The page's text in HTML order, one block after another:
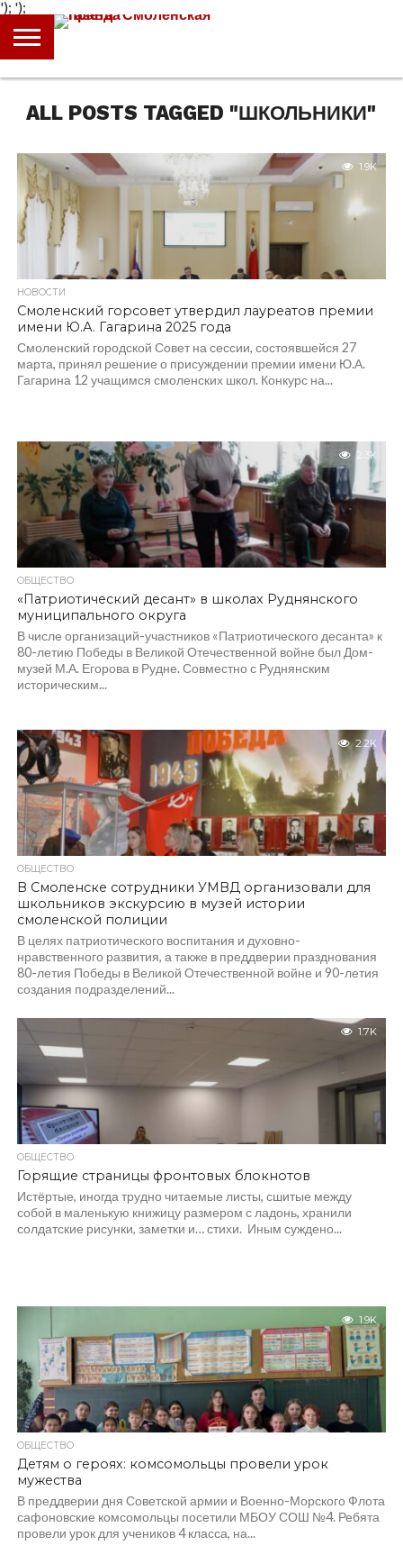
');
ГЛАВНАЯ
НОВОСТИ
ПРОИСШЕСТВИЯ
ПОЛИТИКА
КУЛЬТУРА
ЭКОНОМИКА
ОБЩЕСТВО
БЛОГИ
ALL POSTS TAGGED "ШКОЛЬНИКИ"
1.9K
НОВОСТИ
Смоленский горсовет утвердил лауреатов премии
имени Ю.А. Гагарина 2025 года
Смоленский городской Совет на сессии, состоявшейся 27
марта, принял решение о присуждении премии имени Ю.А.
Гагарина 12 учащимся смоленских школ. Конкурс на...
2.3K
ОБЩЕСТВО
«Патриотический десант» в школах Руднянского
муниципального округа
В числе организаций-участников «Патриотического десанта» к
80-летию Победы в Великой Отечественной войне был Дом-
музей М.А. Егорова в Рудне. Совместно с Руднянским
историческим...
2.2K
ОБЩЕСТВО
В Смоленске сотрудники УМВД организовали для
школьников экскурсию в музей истории
смоленской полиции
В целях патриотического воспитания и духовно-
нравственного развития, а также в преддверии празднования
80-летия Победы в Великой Отечественной войне и 90-летия
создания подразделений...
1.7K
ОБЩЕСТВО
Горящие страницы фронтовых блокнотов
Истёртые, иногда трудно читаемые листы, сшитые между
собой в маленькую книжицу размером с ладонь, хранили
солдатские рисунки, заметки и… стихи. Иным суждено...
1.9K
ОБЩЕСТВО
Детям о героях: комсомольцы провели урок
мужества
В преддверии дня Советской армии и Военно-Морского Флота
сафоновские комсомольцы посетили МБОУ СОШ №4. Ребята
провели урок для учеников 4 класса, на...
');